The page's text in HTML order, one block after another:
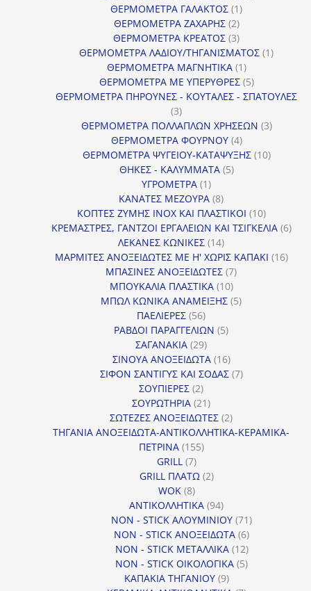
ΘΕΡΜΟΜΕΤΡΑ ΓΑΛΑΚΤΟΣ 11
προϊόν
ΘΕΡΜΟΜΕΤΡΑ ΖΑΧΑΡΗΣ 22
προϊόντα
ΘΕΡΜΟΜΕΤΡΑ ΚΡΕΑΤΟΣ 33
προϊόντα
ΘΕΡΜΟΜΕΤΡΑ ΛΑΔΙΟΥ/ΤΗΓΑΝΙΣΜΑΤΟΣ 11
ΘΕΡΜΟΜΕΤΡΑ ΜΑΓΝΗΤΙΚΑ 11
προϊόν
ΘΕΡΜΟΜΕΤΡΑ ΜΕ ΥΠΕΡΥΘΡΕΣ 55
προϊόντα
ΘΕΡΜΟΜΕΤΡΑ ΠΗΡΟΥΝΕΣ - ΚΟΥΤΑΛΕΣ - ΣΠΑΤΟΥΛΕΣ
33
προϊόντα
ΘΕΡΜΟΜΕΤΡΑ ΠΟΛΛΑΠΛΩΝ ΧΡΗΣΕΩΝ 33
ΘΕΡΜΟΜΕΤΡΑ ΦΟΥΡΝΟΥ 44
προϊόντα
ΘΕΡΜΟΜΕΤΡΑ ΨΥΓΕΙΟΥ-ΚΑΤΑΨΥΞΗΣ 1010
ΘΗΚΕΣ - ΚΑΛΥΜΜΑΤΑ 55
ΥΓΡΟΜΕΤΡΑ 11
προϊόν
ΚΑΝΑΤΕΣ ΜΕΖΟΥΡΑ 88
προϊόντα
ΚΟΠΤΕΣ ΖΥΜΗΣ INOX ΚΑΙ ΠΛΑΣΤΙΚΟΙ 1010
προϊόντα
ΚΡΕΜΑΣΤΡΕΣ, ΓΑΝΤΖΟΙ ΕΡΓΑΛΕΙΩΝ ΚΑΙ ΤΣΙΓΚΕΛΙΑ 66
ΛΕΚΑΝΕΣ ΚΩΝΙΚΕΣ 1414
προϊόντα
ΜΑΡΜΙΤΕΣ ΑΝΟΞΕΙΔΩΤΕΣ ΜΕ Η' ΧΩΡΙΣ ΚΑΠΑΚΙ 1616
ΜΠΑΣΙΝΕΣ ΑΝΟΞΕΙΔΩΤΕΣ 77
ΜΠΟΥΚΑΛΙΑ ΠΛΑΣΤΙΚΑ 1010
προϊόντα
ΜΠΩΛ ΚΩΝΙΚΑ ΑΝΑΜΕΙΞΗΣ 55
ΠΑΕΛΙΕΡΕΣ 5656
προϊόντα
ΡΑΒΔΟΙ ΠΑΡΑΓΓΕΛΙΩΝ 55
ΣΑΓΑΝΑΚΙΑ 2929
προϊόντα
ΣΙΝΟΥΑ ΑΝΟΞΕΙΔΩΤΑ 1616
προϊόντα
ΣΙΦΟΝ ΣΑΝΤΙΓΥΣ ΚΑΙ ΣΟΔΑΣ 77
ΣΟΥΠΙΕΡΕΣ 22
προϊόντα
ΣΟΥΡΩΤΗΡΙΑ 2121
προϊόντα
ΣΩΤΕΖΕΣ ΑΝΟΞΕΙΔΩΤΕΣ 22
προϊόντα
ΤΗΓΑΝΙΑ ΑΝΟΞΕΙΔΩΤΑ-ΑΝΤΙΚΟΛΛΗΤΙΚΑ-ΚΕΡΑΜΙΚΑ-
ΠΕΤΡΙΝΑ 155155
GRILL 77
προϊόντα
GRILL ΠΛΑΤΩ 22
WOK 88
προϊόντα
ΑΝΤΙΚΟΛΛΗΤΙΚΑ 9494
προϊόντα
NON - STICK ΑΛΟΥΜΙΝΙΟΥ 7171
προϊόντα
NON - STICK ΑΝΟΞΕΙΔΩΤΑ 66
προϊόντα
NON - STICK ΜΕΤΑΛΛΙΚΑ 1212
προϊόντα
NON - STICK ΟΙΚΟΛΟΓΙΚΑ 55
ΚΑΠΑΚΙΑ ΤΗΓΑΝΙΟΥ 99